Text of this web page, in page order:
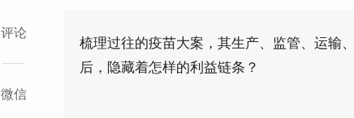
评论
享
到
微信
梳理过往的疫苗大案，其生产、监管、运输
后，隐藏着怎样的利益链条？